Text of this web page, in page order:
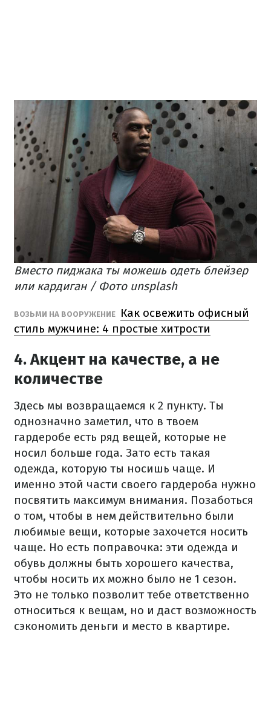
Вместо пиджака ты можешь одеть блейзер
или кардиган / Фото unsplash
ВОЗЬМИ НА ВООРУЖЕНИЕ
Как освежить офисный
стиль мужчине: 4 простые хитрости
4. Акцент на качестве, а не
количестве
Здесь мы возвращаемся к 2 пункту. Ты
однозначно заметил, что в твоем
гардеробе есть ряд вещей, которые не
носил больше года. Зато есть такая
одежда, которую ты носишь чаще. И
именно этой части своего гардероба нужно
посвятить максимум внимания. Позаботься
о том, чтобы в нем действительно были
любимые вещи, которые захочется носить
чаще. Но есть поправочка: эти одежда и
обувь должны быть хорошего качества,
чтобы носить их можно было не 1 сезон.
Это не только позволит тебе ответственно
относиться к вещам, но и даст возможность
сэкономить деньги и место в квартире.